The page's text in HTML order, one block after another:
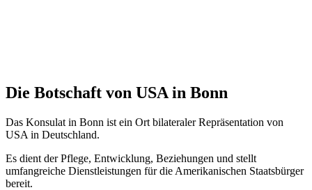
Die Botschaft von USA in Bonn
Das Konsulat in Bonn ist ein Ort bilateraler Repräsentation von
USA in Deutschland.
Es dient der Pflege, Entwicklung, Beziehungen und stellt
umfangreiche Dienstleistungen für die Amerikanischen Staatsbürger
bereit.